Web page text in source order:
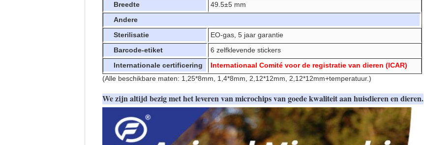
Breedte
49.5±5 mm
Andere
Sterilisatie
EO-gas, 5 jaar garantie
Barcode-etiket
6 zelfklevende stickers
Internationale certificering
Internationaal Comité voor de registratie van dieren (ICAR)
(Alle beschikbare maten: 1,25*8mm, 1,4*8mm, 2,12*12mm, 2,12*12mm+temperatuur.)
We zijn altijd bezig met het leveren van microchips van goede kwaliteit aan huisdieren en dieren.